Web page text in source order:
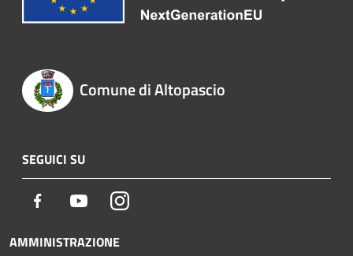
Comune di Altopascio
SEGUICI SU
Facebook YoutubeInstagram
AMMINISTRAZIONE